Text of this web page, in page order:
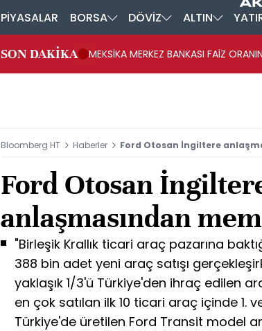
PİYASALAR BORSA DÖVİZ ALTIN
SON DAKİKA MEKSİKA MERKEZ BANKASI FAİZ
Bloomberg HT Haberler Ford Otosan İngiltere
Ford Otosan
anlaşmasından
"Birleşik Krallık ticari araç pazarına
388 bin adet yeni araç satışı
yaklaşık 1/3'ü Türkiye'den ihraç edilen
en çok satılan ilk 10 ticari araç içinde 1.
Türkiye'de üretilen Ford Transit model